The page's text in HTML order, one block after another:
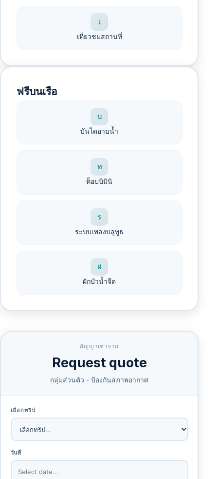
เ
เที่ยวชมสถานที่
ฟรีบนเรือ
บ
บันไดอาบน้ำ
ท
ท็อปบิมินิ
ร
ระบบเพลงบลูทูธ
ฝ
ฝักบัวน้ำจืด
สัญญาเช่าจาก
Request quote
กลุ่มส่วนตัว - ป้องกันสภาพอากาศ
เลือกทริป
วันที่